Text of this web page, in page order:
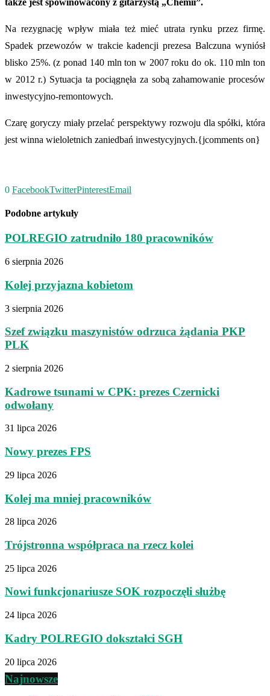
Na rezygnację wpływ miała też mieć utrata rynku przez firmę.
Spadek przewozów w trakcie kadencji prezesa Balczuna wyniósł
blisko 25%. (z ponad 140 mln ton w 2007 roku do ok. 110 mln ton
w 2012 r.) Sytuacja ta pociągnęła za sobą zahamowanie procesów
inwestycyjno-remontowych.
Czarę goryczy miały przelać perspektywy rozwoju dla spółki, która
jest winna wieloletnich zaniedbań inwestycyjnych.{jcomments on}
0 FacebookTwitterPinterestEmail
Podobne artykuły
POLREGIO zatrudniło 180 pracowników
6 sierpnia 2026
Kolej przyjazna kobietom
3 sierpnia 2026
Szef związku maszynistów odrzuca żądania PKP
PLK
2 sierpnia 2026
Kadrowe tsunami w CPK: prezes Czernicki
odwołany
31 lipca 2026
Nowy prezes FPS
29 lipca 2026
Kolej ma mniej pracowników
28 lipca 2026
Trójstronna współpraca na rzecz kolei
25 lipca 2026
Nowi funkcjonariusze SOK rozpoczęli służbę
24 lipca 2026
Kadry POLREGIO dokształci SGH
20 lipca 2026
Najnowsze